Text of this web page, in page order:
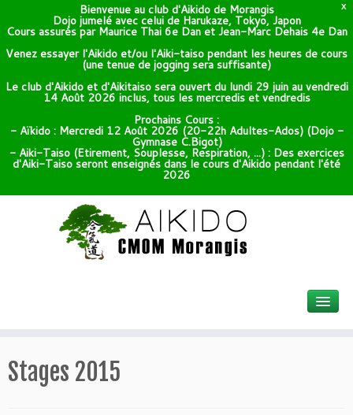
X
Bienvenue au club d'Aikido de Morangis
Dojo jumelé avec celui de Harukaze, Tokyo, Japon
Cours assurés par Maurice Thai 6e Dan et Jean-Marc Dehais 4e Dan
Venez essayer l'Aikido et/ou l'Aiki-taiso pendant les heures de cours
(une tenue de jogging sera suffisante)
Le club d'Aikido et d'Aikitaiso sera ouvert du lundi 29 juin au vendredi
14 Août 2026 inclus, tous les mercredis et vendredis
Prochains Cours :
- Aïkido : Mercredi 12 Août 2026 (20-22h Adultes-Ados) (Dojo -
Gymnase C.Bigot)
- Aiki-Taiso (Etirement, Souplesse, Respiration, ...) : Des exercices
d'Aiki-Taiso seront enseignés dans le cours d'Aikido pendant l'été
2026
Stages 2015